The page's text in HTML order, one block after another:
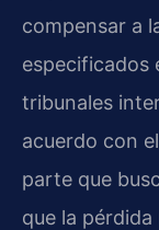
compensar a
especificados
tribunales
acuerdo con
parte que
que la